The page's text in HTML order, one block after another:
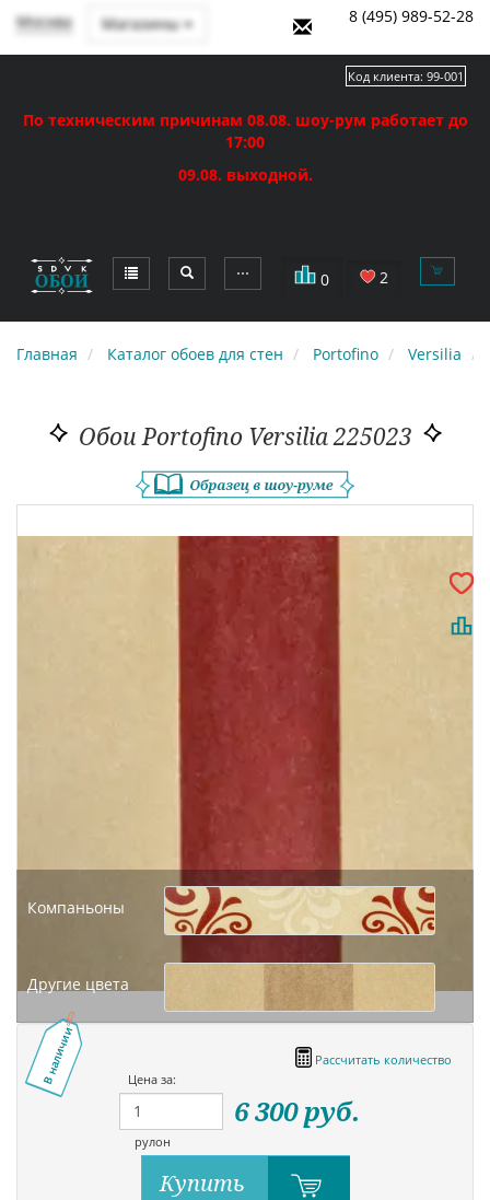
Москва Магазины 8 (495) 989-52-28
По техническим причинам 08.08. шоу-рум работает до
17:00
09.08. выходной.
⋯ 0 2
Код клиента: 99-001
Главная Каталог обоев для стен Portofino Versilia
Обои Portofino Versilia 225023
Компаньоны
Другие цвета
В наличии
Рассчитать количество
Цена за:
рулон
6 300руб.
Купить